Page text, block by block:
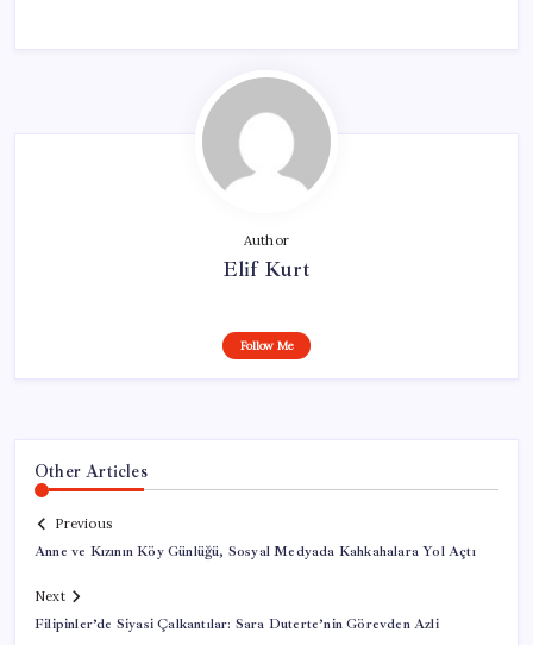
Author
Elif Kurt
Follow Me
Other Articles
Previous
Anne ve Kızının Köy Günlüğü, Sosyal Medyada Kahkahalara Yol Açtı
Next
Filipinler’de Siyasi Çalkantılar: Sara Duterte’nin Görevden Azli